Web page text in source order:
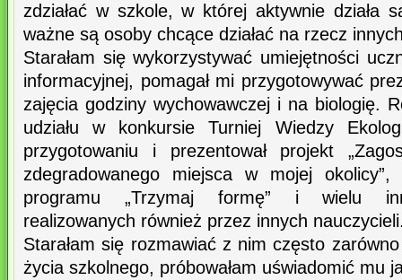
zdziałać w szkole, w której aktywnie działa
ważne są osoby chcące działać na rzecz
Starałam się wykorzystywać umiejętności
informacyjnej, pomagał mi przygotowywać
zajęcia godziny wychowawczej i na biologię.
udziału w konkursie Turniej Wiedzy
przygotowaniu i prezentował projekt
zdegradowanego miejsca w mojej okolicy”,
programu „Trzymaj formę” i wielu
realizowanych również przez innych
Starałam się rozmawiać z nim często
życia szkolnego, próbowałam uświadomić mu